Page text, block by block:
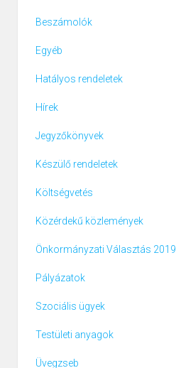
Beszámolók
Egyéb
Hatályos rendeletek
Hírek
Jegyzőkönyvek
Készülő rendeletek
Költségvetés
Közérdekű közlemények
Önkormányzati Választás 2019
Pályázatok
Szociális ügyek
Testületi anyagok
Üvegzseb